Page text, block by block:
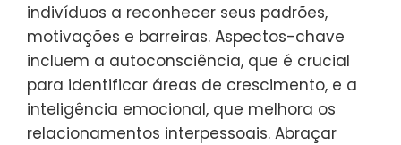
indivíduos a reconhecer seus padrões,
motivações e barreiras. Aspectos-chave
incluem a autoconsciência, que é crucial
para identificar áreas de crescimento, e a
inteligência emocional, que melhora os
relacionamentos interpessoais. Abraçar